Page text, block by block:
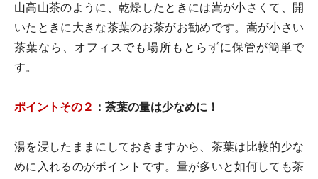
山高山茶のように、乾燥したときには嵩が小さくて、開
いたときに大きな茶葉のお茶がお勧めです。嵩が小さい
茶葉なら、オフィスでも場所もとらずに保管が簡単で
す。
ポイントその２ ：茶葉の量は少なめに！
湯を浸したままにしておきますから、茶葉は比較的少な
めに入れるのがポイントです。量が多いと如何しても茶